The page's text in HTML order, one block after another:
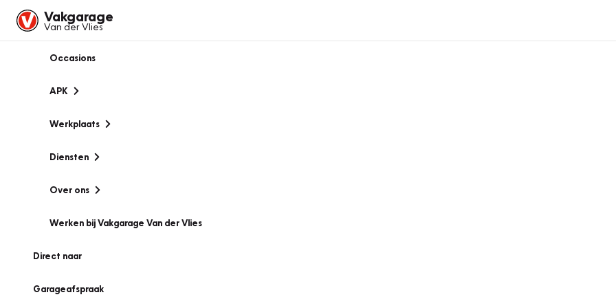
Vakgarage
Van der Vlies
Occasions
APK
Werkplaats
Diensten
Over ons
Werken bij Vakgarage Van der Vlies
Direct naar
Garageafspraak